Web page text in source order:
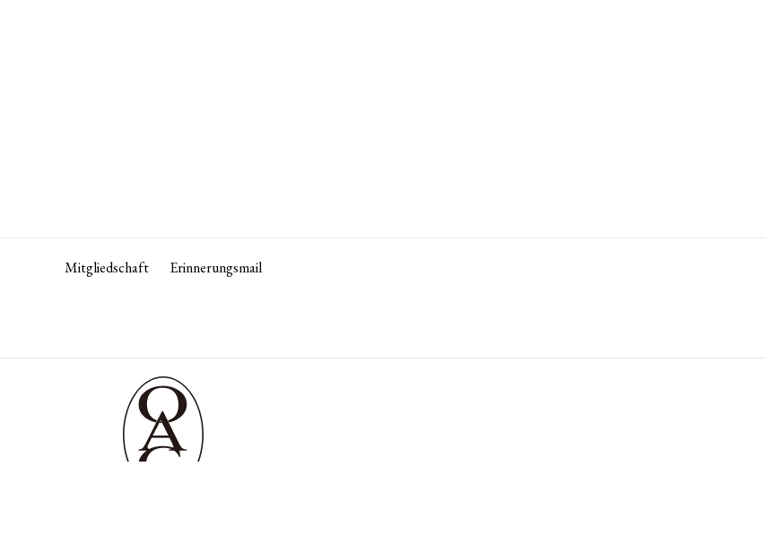
Mitgliedschaft Erinnerungsmail